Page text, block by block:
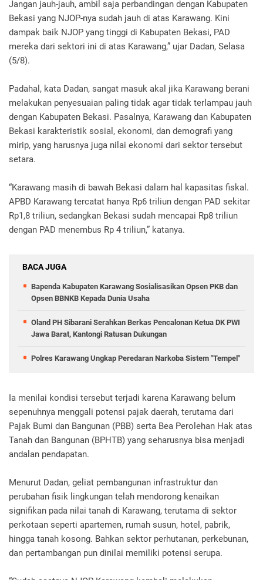
Jangan jauh-jauh, ambil saja perbandingan dengan Kabupaten
Bekasi yang NJOP-nya sudah jauh di atas Karawang. Kini
dampak baik NJOP yang tinggi di Kabupaten Bekasi, PAD
mereka dari sektori ini di atas Karawang,” ujar Dadan, Selasa
(5/8).
Padahal, kata Dadan, sangat masuk akal jika Karawang berani
melakukan penyesuaian paling tidak agar tidak terlampau jauh
dengan Kabupaten Bekasi. Pasalnya, Karawang dan Kabupaten
Bekasi karakteristik sosial, ekonomi, dan demografi yang
mirip, yang harusnya juga nilai ekonomi dari sektor tersebut
setara.
“Karawang masih di bawah Bekasi dalam hal kapasitas fiskal.
APBD Karawang tercatat hanya Rp6 triliun dengan PAD sekitar
Rp1,8 triliun, sedangkan Bekasi sudah mencapai Rp8 triliun
dengan PAD menembus Rp 4 triliun,” katanya.
BACA JUGA
Bapenda Kabupaten Karawang Sosialisasikan Opsen PKB dan
Opsen BBNKB Kepada Dunia Usaha
Oland PH Sibarani Serahkan Berkas Pencalonan Ketua DK PWI
Jawa Barat, Kantongi Ratusan Dukungan
Polres Karawang Ungkap Peredaran Narkoba Sistem "Tempel"
Ia menilai kondisi tersebut terjadi karena Karawang belum
sepenuhnya menggali potensi pajak daerah, terutama dari
Pajak Bumi dan Bangunan (PBB) serta Bea Perolehan Hak atas
Tanah dan Bangunan (BPHTB) yang seharusnya bisa menjadi
andalan pendapatan.
Menurut Dadan, geliat pembangunan infrastruktur dan
perubahan fisik lingkungan telah mendorong kenaikan
signifikan pada nilai tanah di Karawang, terutama di sektor
perkotaan seperti apartemen, rumah susun, hotel, pabrik,
hingga tanah kosong. Bahkan sektor perhutanan, perkebunan,
dan pertambangan pun dinilai memiliki potensi serupa.